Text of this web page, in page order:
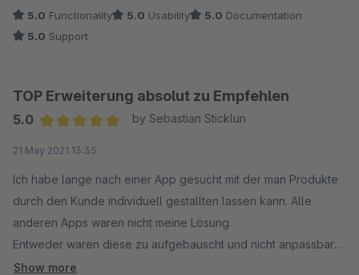
5.0 Functionality 5.0 Usability 5.0 Documentation
5.0 Support
TOP Erweiterung absolut zu Empfehlen
5.0
by Sebastian Sticklun
21 May 2021 13:35
Ich habe lange nach einer App gesucht mit der man Produkte
durch den Kunde individuell gestallten lassen kann. Alle
anderen Apps waren nicht meine Lösung.
Entweder waren diese zu aufgebauscht und nicht anpassbar
oder bieteten zu wenige features.
Show more